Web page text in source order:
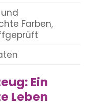
Farben,
Ein
Leben